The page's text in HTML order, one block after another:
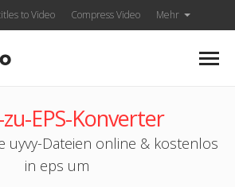
to Video Compress Video Mehr
zu-EPS-Konverter
uyvy-Dateien online & kostenlos
in eps um